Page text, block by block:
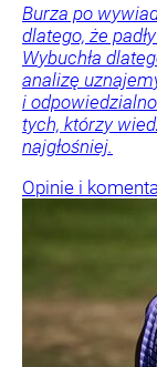
Burza po
dlatego, że
Wybuchła
analizę
i
tych, którzy
najgłośniej.
Opinie i